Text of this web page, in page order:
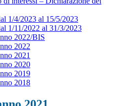
1/4/2023 al 15/5/2023
1/11/2022 al 31/3/2023
2022/BIS
2022
2021
2020
2019
2018